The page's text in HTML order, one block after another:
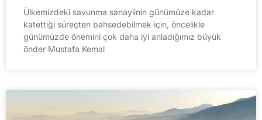
Ülkemizdeki savunma sanayiinin günümüze kadar
katettiği süreçten bahsedebilmek için, öncelikle
günümüzde önemini çok daha iyi anladığımız büyük
önder Mustafa Kemal